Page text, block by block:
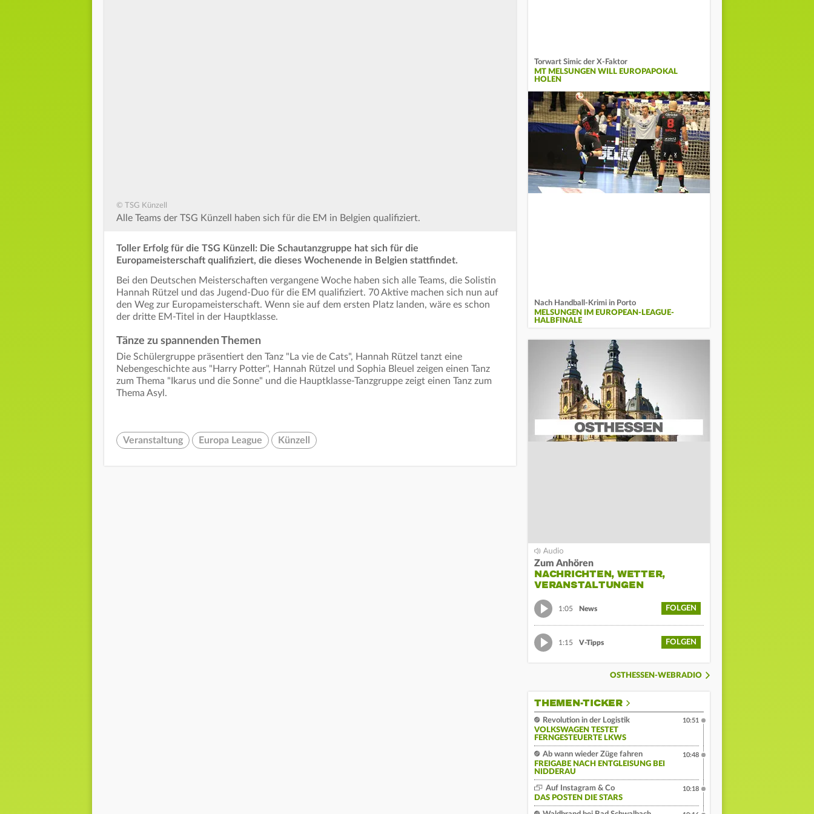
© TSG Künzell
Alle Teams der TSG Künzell haben sich für die EM in Belgien qualifiziert.
Toller Erfolg für die TSG Künzell: Die Schautanzgruppe hat sich für die
Europameisterschaft qualifiziert, die dieses Wochenende in Belgien stattfindet.
Bei den Deutschen Meisterschaften vergangene Woche haben sich alle Teams, die Solistin
Hannah Rützel und das Jugend-Duo für die EM qualifiziert. 70 Aktive machen sich nun auf
den Weg zur Europameisterschaft. Wenn sie auf dem ersten Platz landen, wäre es schon
der dritte EM-Titel in der Hauptklasse.
Tänze zu spannenden Themen
Die Schülergruppe präsentiert den Tanz "La vie de Cats", Hannah Rützel tanzt eine
Nebengeschichte aus "Harry Potter", Hannah Rützel und Sophia Bleuel zeigen einen Tanz
zum Thema "Ikarus und die Sonne" und die Hauptklasse-Tanzgruppe zeigt einen Tanz zum
Thema Asyl.
Veranstaltung Europa League Künzell
Torwart Simic der X-Faktor
MT MELSUNGEN WILL EUROPAPOKAL
HOLEN
Nach Handball-Krimi in Porto
MELSUNGEN IM EUROPEAN-LEAGUE-
HALBFINALE
Zum Anhören
NACHRICHTEN, WETTER,
VERANSTALTUNGEN
1:05 News FOLGEN
1:15 V-Tipps FOLGEN
OSTHESSEN-WEBRADIO
THEMEN-TICKER
Revolution in der Logistik
VOLKSWAGEN TESTET
FERNGESTEUERTE LKWS
10:51
Ab wann wieder Züge fahren
FREIGABE NACH ENTGLEISUNG BEI
NIDDERAU
10:48
Auf Instagram & Co
DAS POSTEN DIE STARS
10:18